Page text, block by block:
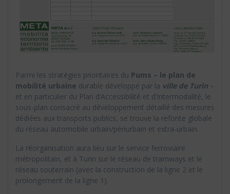
Parmi les stratégies prioritaires du Pums – le plan de
mobilité urbaine durable développé par la ville de Turin –
et en particulier du Plan d’Accessibilité et d’Intermodalité, le
sous-plan consacré au développement détaillé des mesures
dédiées aux transports publics, se trouve la refonte globale
du réseau automobile urbain/périurbain et extra-urbain.
La réorganisation aura lieu sur le service ferroviaire
métropolitain, et à Turin sur le réseau de tramways et le
réseau souterrain (avec la construction de la ligne 2 et le
prolongement de la ligne 1).